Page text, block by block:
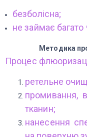
безболісна;
не займає багато
Методика
Процес
ретельне
промивання,
тканин;
нанесення